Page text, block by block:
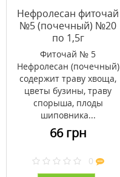
Нефролесан фиточай
№5 (почечный) №20
по 1,5г
Фиточай № 5
Нефролесан (почечный)
содержит траву хвоща,
цветы бузины, траву
спорыша, плоды
шиповника...
66 грн
0